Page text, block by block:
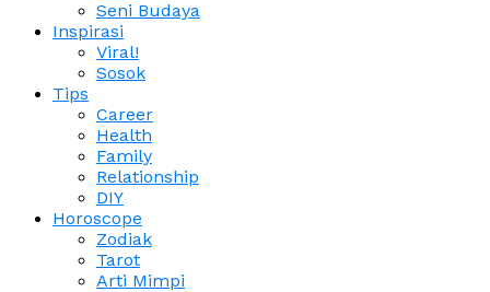
Seni Budaya
Inspirasi
Viral!
Sosok
Tips
Career
Health
Family
Relationship
DIY
Horoscope
Zodiak
Tarot
Arti Mimpi